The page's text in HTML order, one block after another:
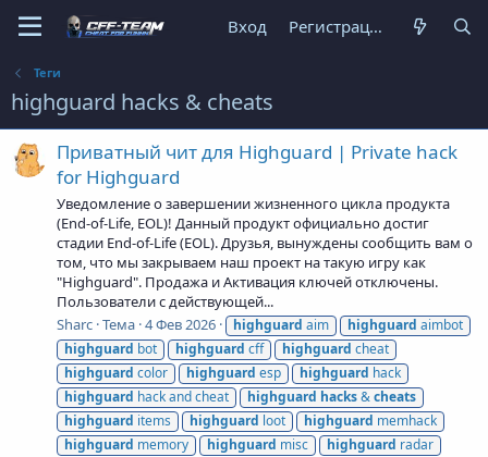
Вход Регистрация
Теги
highguard hacks & cheats
Приватный чит для Highguard | Private hack
for Highguard
Уведомление о завершении жизненного цикла продукта
(End-of-Life, EOL)! Данный продукт официально достиг
стадии End-of-Life (EOL). Друзья, вынуждены сообщить вам о
том, что мы закрываем наш проект на такую игру как
"Highguard". Продажа и Активация ключей отключены.
Пользователи с действующей...
Sharc Тема 4 Фев 2026 highguard aim highguard aimbot
highguard bot highguard cff highguard cheat
highguard color highguard esp highguard hack
highguard hack and cheat highguard hacks&cheats
highguard items highguard loot highguard memhack
highguard memory highguard misc highguard radar